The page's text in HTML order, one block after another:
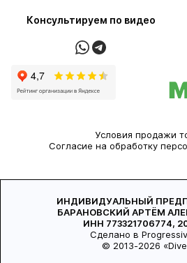
Консультируем по видео
Условия продажи
Согласие на обработку
© 2013-2026
ИНДИВИДУАЛЬНЫЙ
БАРАНОВСКИЙ АРТЁМ
ИНН 773321706774,
Сделано в